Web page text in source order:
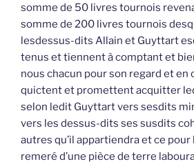
somme de 50 livres tournois
somme de 200 livres tournois
lesdessus-dits Allain et Guyttart
tenus et tiennent à comptant et
nous chacun pour son regard et en
quictent et promettent acquitter
selon ledit Guyttart vers sesdits
vers les dessus-dits ses susdits
autres qu’il appartiendra et ce
remeré d’une pièce de terre